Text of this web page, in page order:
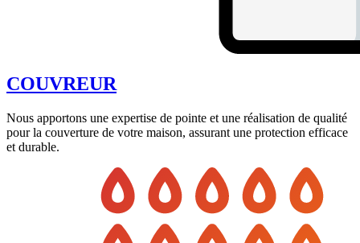
COUVREUR
Nous apportons une expertise de pointe et une réalisation de qualité
pour la couverture de votre maison, assurant une protection efficace
et durable.